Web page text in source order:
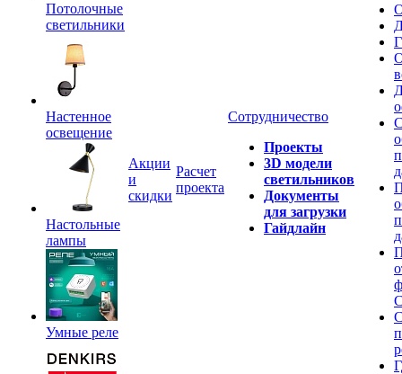
Потолочные
светильники
Настенное
освещение
Настольные
лампы
Умные реле
Акции
и
скидки
Расчет
проекта
Сотрудничество
Проекты
3D модели
светильников
Документы
для загрузки
Гайдлайн